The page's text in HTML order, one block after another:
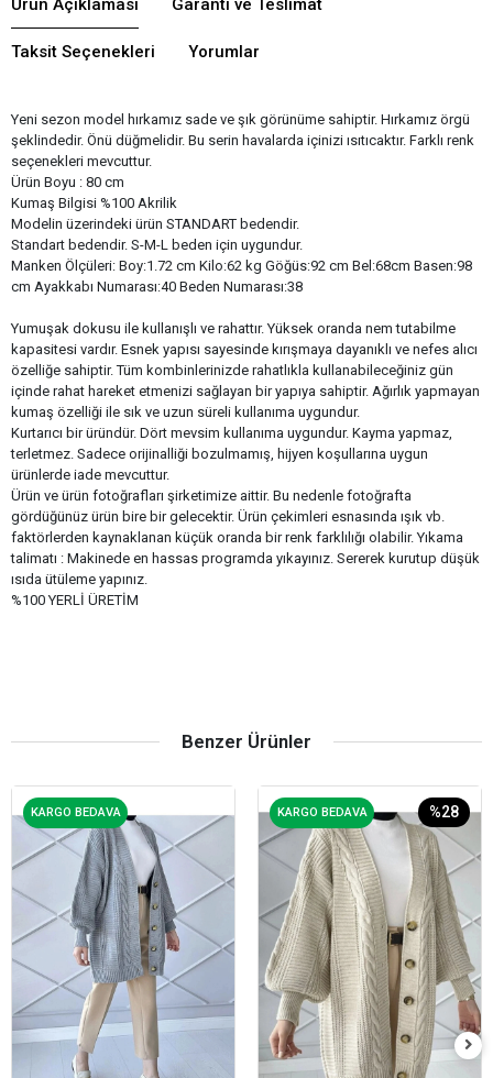
Ürün Açıklaması Garanti ve Teslimat
Taksit Seçenekleri Yorumlar
Yeni sezon model hırkamız sade ve şık görünüme sahiptir. Hırkamız örgü
şeklindedir. Önü düğmelidir. Bu serin havalarda içinizi ısıtıcaktır. Farklı renk
seçenekleri mevcuttur.
Ürün Boyu : 80 cm
Kumaş Bilgisi %100 Akrilik
Modelin üzerindeki ürün STANDART bedendir.​
Standart bedendir. S-M-L beden için uygundur.
Manken Ölçüleri: Boy:1.72 cm Kilo:62 kg Göğüs:92 cm Bel:68cm Basen:98
cm Ayakkabı Numarası:40 Beden Numarası:38
Yumuşak dokusu ile kullanışlı ve rahattır. Yüksek oranda nem tutabilme
kapasitesi vardır. Esnek yapısı sayesinde kırışmaya dayanıklı ve nefes alıcı
özelliğe sahiptir. Tüm kombinlerinizde rahatlıkla kullanabileceğiniz gün
içinde rahat hareket etmenizi sağlayan bir yapıya sahiptir. Ağırlık yapmayan
kumaş özelliği ile sık ve uzun süreli kullanıma uygundur.
Kurtarıcı bir üründür. Dört mevsim kullanıma uygundur. Kayma yapmaz,
terletmez. Sadece orijinalliği bozulmamış, hijyen koşullarına uygun
ürünlerde iade mevcuttur.
Ürün ve ürün fotoğrafları şirketimize aittir. Bu nedenle fotoğrafta
gördüğünüz ürün bire bir gelecektir. Ürün çekimleri esnasında ışık vb.
faktörlerden kaynaklanan küçük oranda bir renk farklılığı olabilir. Yıkama
talimatı : Makinede en hassas programda yıkayınız. Sererek kurutup düşük
ısıda ütüleme yapınız.
%100 YERLİ ÜRETİM
Benzer Ürünler
KARGO BEDAVA KARGO BEDAVA %28